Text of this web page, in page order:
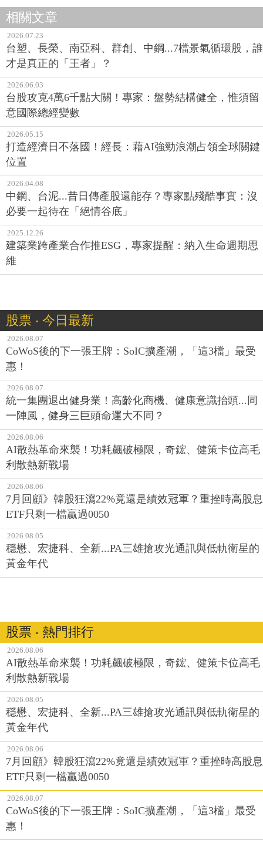
相關文章
2026.07.23
台塑、長榮、南亞科、群創、中鋼...7檔景氣循環股，誰
才是真正的「王者」？
2026.06.03
台股攻克4萬6千點大關！專家：盤勢結構健全，惟須留
意國際總經變數
2026.05.15
打造經濟日不落國！經長：藉AI強勁浪潮占領全球關鍵
位置
2026.04.08
中鋼、台泥...昔日傳產股還能存？專家點殘酷事實：沒
必要一起待在「絕情谷底」
2025.12.26
建築業跨產業合作推ESG，專家提醒：納入生命週期思
維
股票 ‧ 今日最新
2026.08.07
CoWoS後的下一張王牌：SoIC擴產潮，「這3檔」最受
惠！
2026.08.07
統一集團退出健身業！高齡化商機、健康意識抬頭...同
一陣風，健身三巨頭命運大不同？
2026.08.06
AI散熱革命來襲！功耗飆破極限，奇鋐、健策卡位高毛
利散熱新戰場
2026.08.06
7月回顧》韓股狂瀉22%竟還是績效冠軍？重挫時高股息
ETF只剩一檔贏過0050
2026.08.05
穩懋、宏捷科、全新...PA三雄搶攻光通訊與低軌衛星的
黃金年代
股票 ‧ 熱門排行
2026.08.06
AI散熱革命來襲！功耗飆破極限，奇鋐、健策卡位高毛
利散熱新戰場
2026.08.05
穩懋、宏捷科、全新...PA三雄搶攻光通訊與低軌衛星的
黃金年代
2026.08.06
7月回顧》韓股狂瀉22%竟還是績效冠軍？重挫時高股息
ETF只剩一檔贏過0050
2026.08.07
CoWoS後的下一張王牌：SoIC擴產潮，「這3檔」最受
惠！